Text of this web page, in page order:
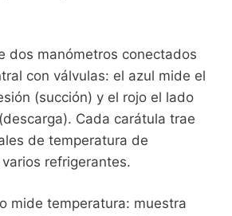
dos manómetros conectados
con válvulas: el azul mide el
(succión) y el rojo el lado
Cada carátula trae
de temperatura de
refrigerantes.
mide temperatura: muestra